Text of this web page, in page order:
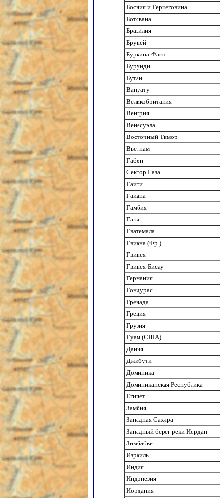
Босния и Герцеговина
Ботсвана
Бразилия
Бруней
Буркина-Фасо
Бурунди
Бутан
Вануату
Великобритания
Венгрия
Венесуэла
Восточный Тимор
Вьетнам
Габон
Сектор Газа
Гаити
Гайана
Гамбия
Гана
Гватемала
Гвиана (Фр.)
Гвинея
Гвинея-Бисау
Германия
Гондурас
Гренада
Греция
Грузия
Гуам (США)
Дания
Джибути
Доминика
Доминиканская Республика
Египет
Замбия
Западная Сахара
Западный берег реки Иордан
Зимбабве
Израиль
Индия
Индонезия
Иордания